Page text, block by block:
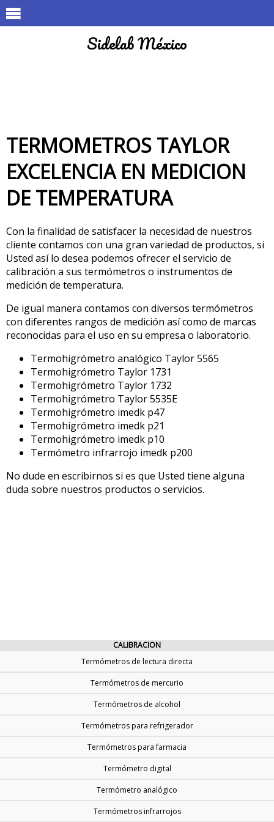
Sidelab México
TERMOMETROS TAYLOR
EXCELENCIA EN MEDICION
DE TEMPERATURA
Con la finalidad de satisfacer la necesidad de nuestros
cliente contamos con una gran variedad de productos, si
Usted así lo desea podemos ofrecer el servicio de
calibración a sus termómetros o instrumentos de
medición de temperatura.
De igual manera contamos con diversos termómetros
con diferentes rangos de medición así como de marcas
reconocidas para el uso en su empresa o laboratorio.
Termohigrómetro analógico Taylor 5565
Termohigrómetro Taylor 1731
Termohigrómetro Taylor 1732
Termohigrómetro Taylor 5535E
Termohigrómetro imedk p47
Termohigrómetro imedk p21
Termohigrómetro imedk p10
Termómetro infrarrojo imedk p200
No dude en escribirnos si es que Usted tiene alguna
duda sobre nuestros productos o servicios.
CALIBRACION
Termómetros de lectura directa
Termómetros de mercurio
Termómetros de alcohol
Termómetros para refrigerador
Termómetros para farmacia
Termómetro digital
Termómetro analógico
Termómetros infrarrojos